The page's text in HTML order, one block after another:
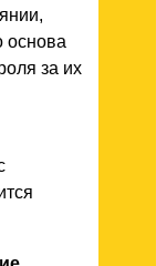
основа
за их